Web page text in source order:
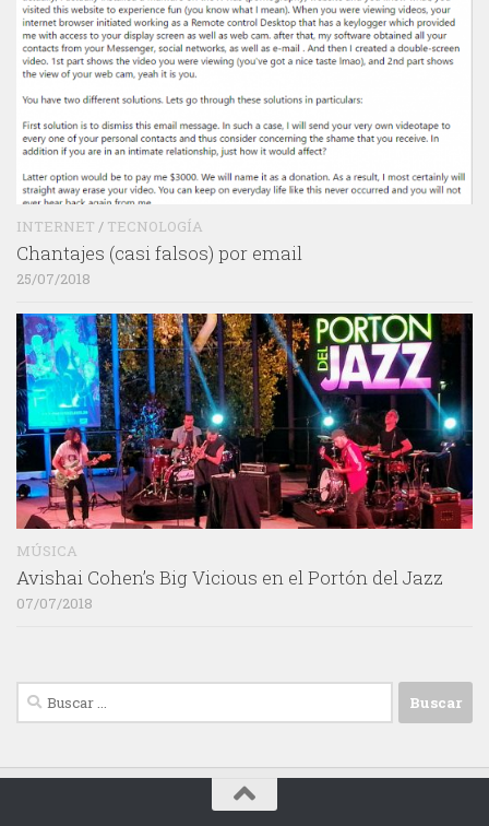
INTERNET / TECNOLOGÍA
Chantajes (casi falsos) por email
25/07/2018
MÚSICA
Avishai Cohen’s Big Vicious en el Portón del Jazz
07/07/2018
Buscar: